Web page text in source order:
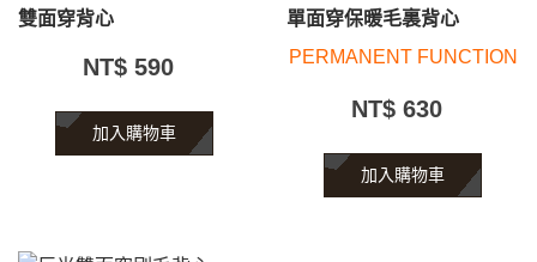
雙面穿背心
NT$ 590
加入購物車
單面穿保暖毛裏背心
PERMANENT FUNCTION
NT$ 630
加入購物車